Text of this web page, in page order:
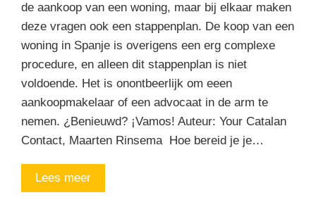
de aankoop van een woning, maar bij elkaar maken
deze vragen ook een stappenplan. De koop van een
woning in Spanje is overigens een erg complexe
procedure, en alleen dit stappenplan is niet
voldoende. Het is onontbeerlijk om eeen
aankoopmakelaar of een advocaat in de arm te
nemen. ¿Benieuwd? ¡Vamos! Auteur: Your Catalan
Contact, Maarten Rinsema Hoe bereid je je…
Lees meer